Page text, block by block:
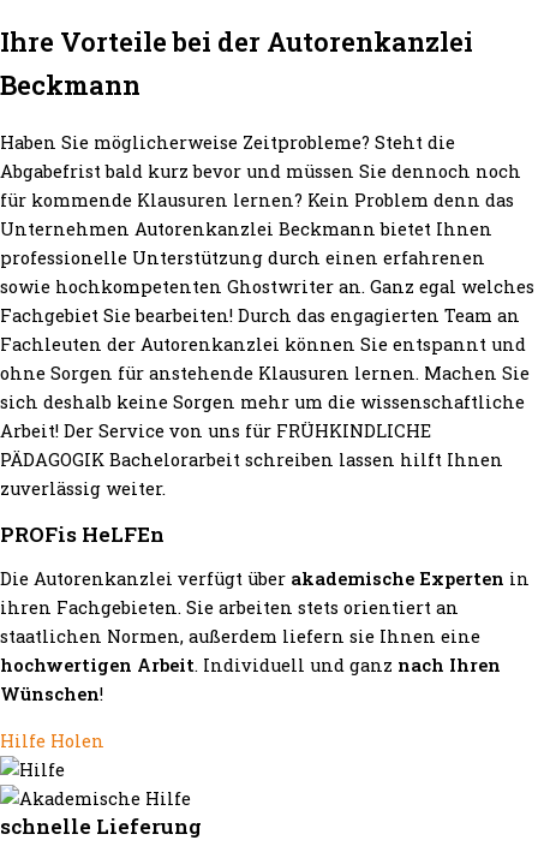
Ihre Vorteile bei der Autorenkanzlei
Beckmann
Haben Sie möglicherweise Zeitprobleme? Steht die
Abgabefrist bald kurz bevor und müssen Sie dennoch noch
für kommende Klausuren lernen? Kein Problem denn das
Unternehmen Autorenkanzlei Beckmann bietet Ihnen
professionelle Unterstützung durch einen erfahrenen
sowie hochkompetenten Ghostwriter an. Ganz egal welches
Fachgebiet Sie bearbeiten! Durch das engagierten Team an
Fachleuten der Autorenkanzlei können Sie entspannt und
ohne Sorgen für anstehende Klausuren lernen. Machen Sie
sich deshalb keine Sorgen mehr um die wissenschaftliche
Arbeit! Der Service von uns für FRÜHKINDLICHE
PÄDAGOGIK Bachelorarbeit schreiben lassen hilft Ihnen
zuverlässig weiter.
PROFis HeLFEn
Die Autorenkanzlei verfügt über akademische Experten in
ihren Fachgebieten. Sie arbeiten stets orientiert an
staatlichen Normen, außerdem liefern sie Ihnen eine
hochwertigen Arbeit. Individuell und ganz nach Ihren
Wünschen!
Hilfe Holen
schnelle Lieferung